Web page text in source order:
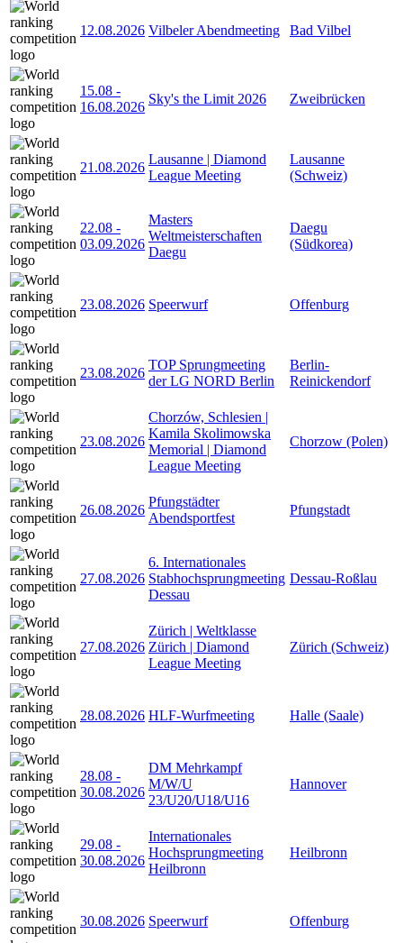
12.08.2026 Vilbeler Abendmeeting Bad Vilbel
15.08 -
16.08.2026
Sky's the Limit 2026 Zweibrücken
21.08.2026
Lausanne | Diamond
League Meeting
Lausanne
(Schweiz)
22.08 -
03.09.2026
Masters
Weltmeisterschaften
Daegu
Daegu
(Südkorea)
23.08.2026 Speerwurf Offenburg
23.08.2026
TOP Sprungmeeting
der LG NORD Berlin
Berlin-
Reinickendorf
23.08.2026
Chorzów, Schlesien |
Kamila Skolimowska
Memorial | Diamond
League Meeting
Chorzow (Polen)
26.08.2026
Pfungstädter
Abendsportfest
Pfungstadt
27.08.2026
6. Internationales
Stabhochsprungmeeting
Dessau
Dessau-Roßlau
27.08.2026
Zürich | Weltklasse
Zürich | Diamond
League Meeting
Zürich (Schweiz)
28.08.2026 HLF-Wurfmeeting Halle (Saale)
28.08 -
30.08.2026
DM Mehrkampf
M/W/U
23/U20/U18/U16
Hannover
29.08 -
30.08.2026
Internationales
Hochsprungmeeting
Heilbronn
Heilbronn
30.08.2026 Speerwurf Offenburg